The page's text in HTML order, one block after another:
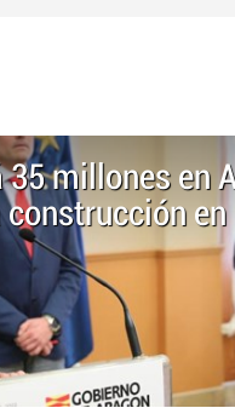
millones en
en